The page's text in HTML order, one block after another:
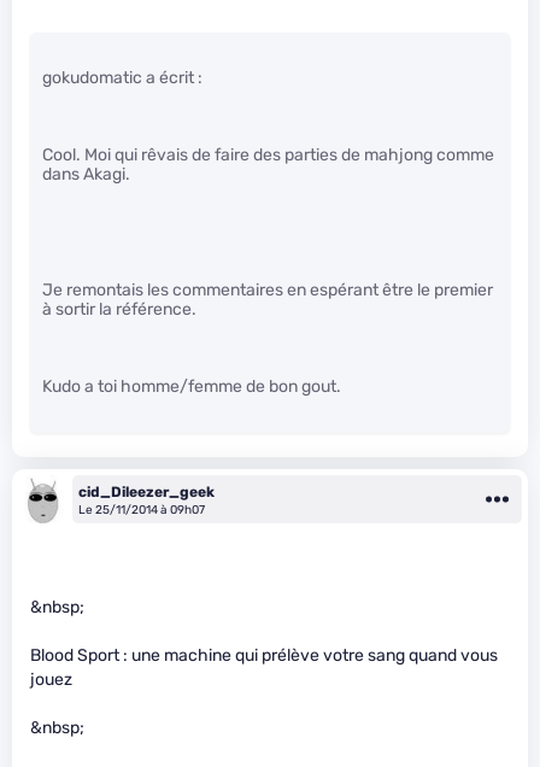
gokudomatic a écrit :
Cool. Moi qui rêvais de faire des parties de mahjong comme
dans Akagi.
Je remontais les commentaires en espérant être le premier
à sortir la référence.
Kudo a toi homme/femme de bon gout.
cid_Dileezer_geek
Le 25/11/2014 à 09h07
&nbsp;
Blood Sport : une machine qui prélève votre sang quand vous
jouez
&nbsp;